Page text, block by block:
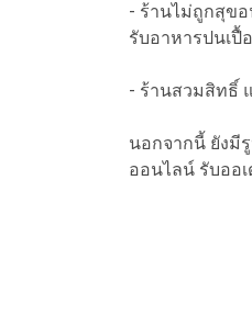
- ร้านไม่ถูกสุข
รับอาหารปนเปื้
- ร้านสวมสิทธิ์
นอกจากนี้ ยังมี
ออนไลน์ รับออ